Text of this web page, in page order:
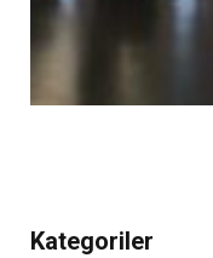
Kategoriler